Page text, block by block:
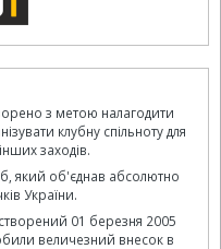
з метою налагодити
клубну спільноту для
заходів.
який об'єднав абсолютно
України.
01 березня 2005
величезний внесок в